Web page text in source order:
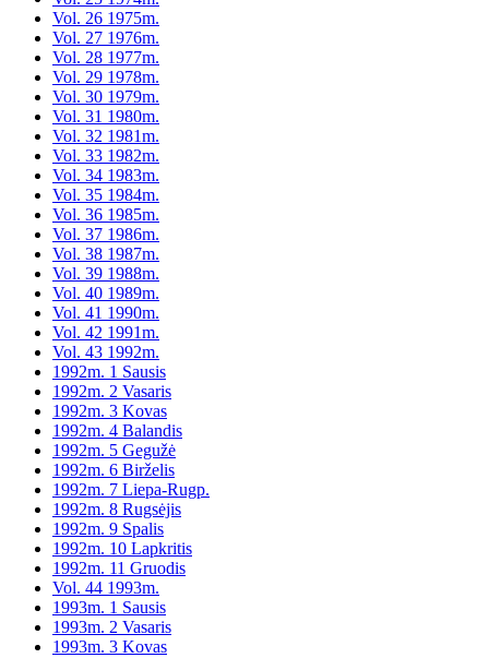
Vol. 26 1975m.
Vol. 27 1976m.
Vol. 28 1977m.
Vol. 29 1978m.
Vol. 30 1979m.
Vol. 31 1980m.
Vol. 32 1981m.
Vol. 33 1982m.
Vol. 34 1983m.
Vol. 35 1984m.
Vol. 36 1985m.
Vol. 37 1986m.
Vol. 38 1987m.
Vol. 39 1988m.
Vol. 40 1989m.
Vol. 41 1990m.
Vol. 42 1991m.
Vol. 43 1992m.
1992m. 1 Sausis
1992m. 2 Vasaris
1992m. 3 Kovas
1992m. 4 Balandis
1992m. 5 Gegužė
1992m. 6 Birželis
1992m. 7 Liepa-Rugp.
1992m. 8 Rugsėjis
1992m. 9 Spalis
1992m. 10 Lapkritis
1992m. 11 Gruodis
Vol. 44 1993m.
1993m. 1 Sausis
1993m. 2 Vasaris
1993m. 3 Kovas